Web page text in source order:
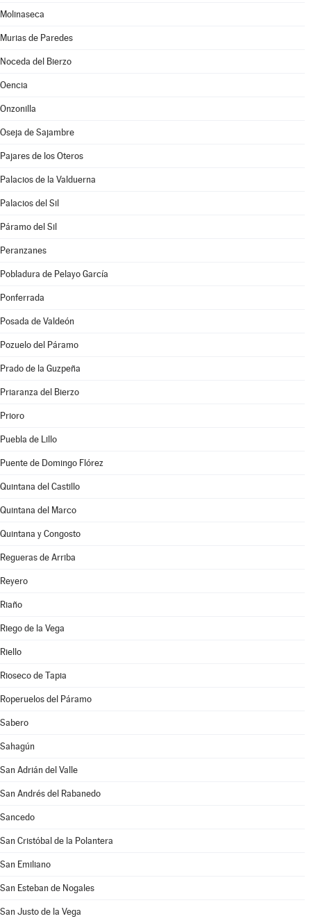
Molinaseca
Murias de Paredes
Noceda del Bierzo
Oencia
Onzonilla
Oseja de Sajambre
Pajares de los Oteros
Palacios de la Valduerna
Palacios del Sil
Páramo del Sil
Peranzanes
Pobladura de Pelayo García
Ponferrada
Posada de Valdeón
Pozuelo del Páramo
Prado de la Guzpeña
Priaranza del Bierzo
Prioro
Puebla de Lillo
Puente de Domingo Flórez
Quintana del Castillo
Quintana del Marco
Quintana y Congosto
Regueras de Arriba
Reyero
Riaño
Riego de la Vega
Riello
Rioseco de Tapia
Roperuelos del Páramo
Sabero
Sahagún
San Adrián del Valle
San Andrés del Rabanedo
Sancedo
San Cristóbal de la Polantera
San Emiliano
San Esteban de Nogales
San Justo de la Vega